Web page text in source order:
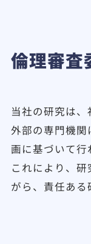
倫理審査
当社の研究は、
外部の専門機関
画に基づいて行
これにより、
がら、責任ある